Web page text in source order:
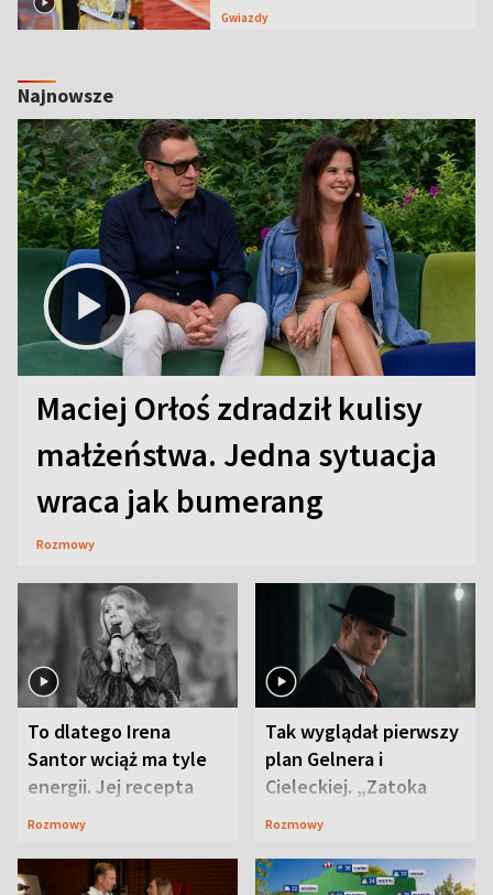
Gwiazdy
Najnowsze
Maciej Orłoś zdradził kulisy
małżeństwa. Jedna sytuacja
wraca jak bumerang
Rozmowy
To dlatego Irena
Santor wciąż ma tyle
energii. Jej recepta
jest zaskakująco
Rozmowy
Tak wyglądał pierwszy
plan Gelnera i
Cieleckiej. „Zatoka
szpiegów” od razu ich
Rozmowy